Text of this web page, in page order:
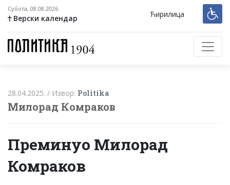
Субота, 08.08.2026.
Верски календар Ћирилица
Милорад Комраков
28.04.2025. / Извор: Politika
Преминуо Милорад
Комраков